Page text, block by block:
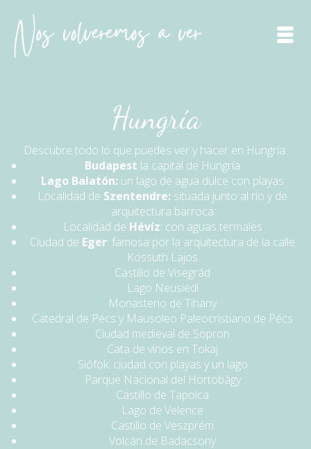
Hungría
Descubre todo lo que puedes ver y hacer en Hungría:
Budapest la capital de Hungría
Lago Balatón: un lago de agua dulce con playas
Localidad de Szentendre: situada junto al río y de
arquitectura barroca
Localidad de Hévíz: con aguas termales
Ciudad de Eger: famosa por la arquitectura de la calle
Kossuth Lajos
Castillo de Visegrád
Lago Neusiedl
Monasterio de Tihany
Catedral de Pécs y Mausoleo Paleocristiano de Pécs
Ciudad medieval de Sopron
Cata de vinos en Tokaj
Siófok: ciudad con playas y un lago
Parque Nacional del Hortobágy
Castillo de Tapolca
Lago de Velence
Castillo de Veszprém
Volcán de Badacsony